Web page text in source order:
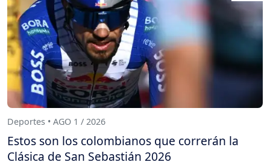
Deportes • AGO 1 / 2026
Estos son los colombianos que correrán la
Clásica de San Sebastián 2026